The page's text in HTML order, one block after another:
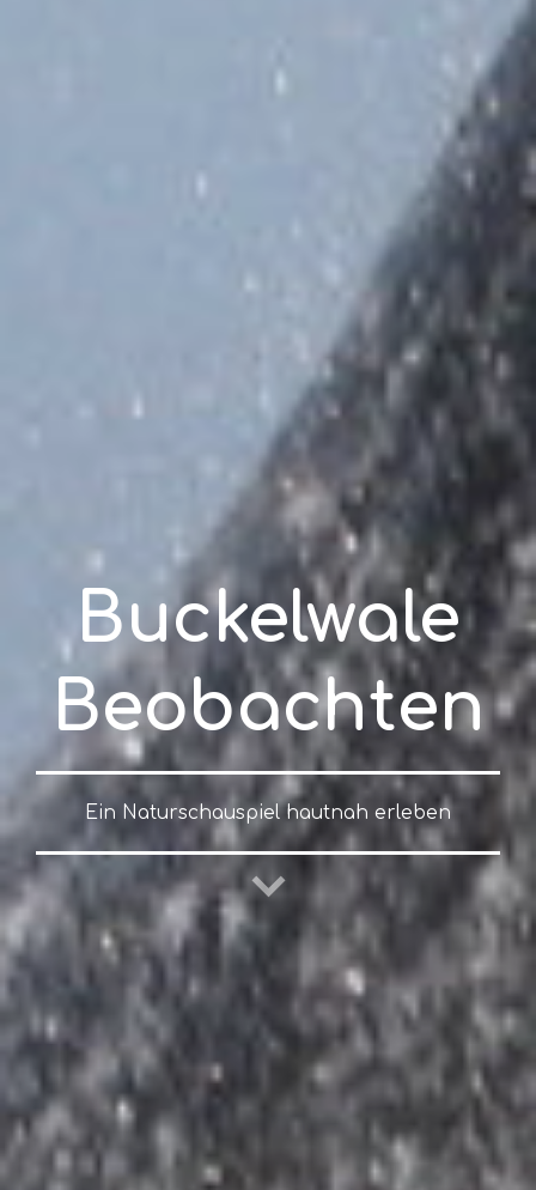
Buckelwale
Beobachten
Ein Naturschauspiel hautnah erleben